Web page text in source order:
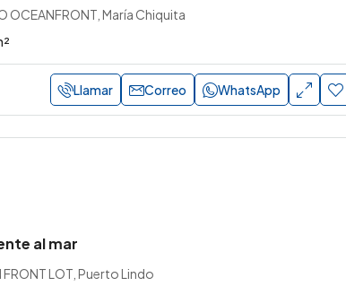
OCEANFRONT, María Chiquita
Llamar Correo WhatsApp
al mar
FRONT LOT, Puerto Lindo